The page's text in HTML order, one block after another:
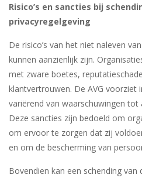
Risico’s en sancties bij
privacyregelgeving
De risico’s van het niet naleven
kunnen aanzienlijk zijn.
met zware boetes,
klantvertrouwen. De AVG voorziet
variërend van waarschuwingen tot
Deze sancties zijn bedoeld om
om ervoor te zorgen dat zij
en om de bescherming van
Bovendien kan een schending van